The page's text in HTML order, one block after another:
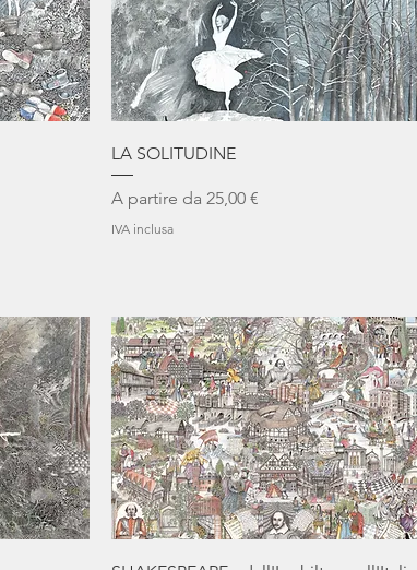
LA SOLITUDINE
A partire da 25,00 €
Prezzo scontato
IVA inclusa